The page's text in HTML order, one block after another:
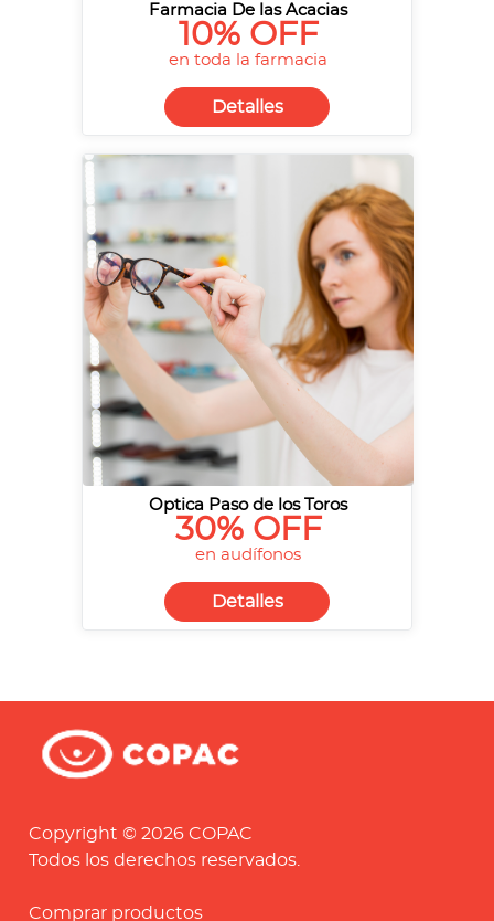
Farmacia De las Acacias
10% OFF
en toda la farmacia
Detalles
Optica Paso de los Toros
30% OFF
en audífonos
Detalles
Copyright © 2026 COPAC
Todos los derechos reservados.
Comprar productos